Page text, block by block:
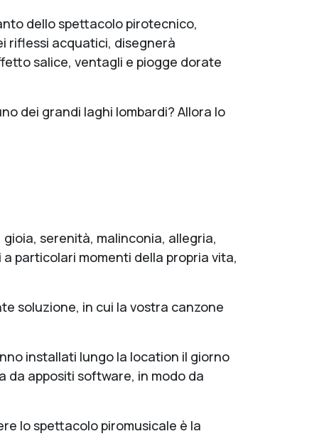
dello spettacolo pirotecnico,
riflessi acquatici, disegnerà
salice, ventagli e piogge dorate
dei grandi laghi lombardi? Allora lo
serenità, malinconia, allegria,
particolari momenti della propria vita,
soluzione, in cui la vostra canzone
installati lungo la location il giorno
da appositi software, in modo da
lo spettacolo piromusicale è la